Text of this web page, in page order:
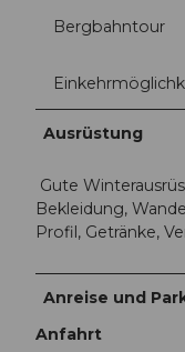
Bergbahntour
Ausrüstung
Gute
Bekleidung,
Profil, Getränke,
Anreise und
Anfahrt